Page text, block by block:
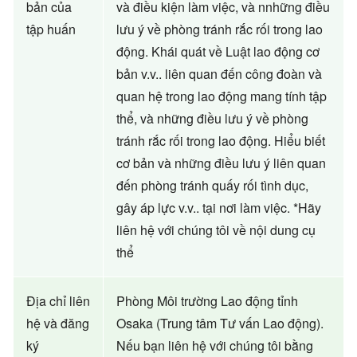
bản của
tập huấn
và điều kiện làm việc, và nnhững điều
lưu ý về phòng tránh rắc rối trong lao
động. Khái quát về Luật lao động cơ
bản v.v.. liên quan đến công đoàn và
quan hệ trong lao động mang tính tập
thể, và những điều lưu ý về phòng
tránh rắc rối trong lao động. Hiểu biết
cơ bản và những điều lưu ý liên quan
đến phòng tránh quấy rối tình dục,
gây áp lực v.v.. tại nơi làm việc. *Hãy
liên hệ với chúng tôi về nội dung cụ
thể
Địa chỉ liên
hệ và đăng
ký
Phòng Môi trường Lao động tỉnh
Osaka (Trung tâm Tư vấn Lao động).
Nếu bạn liên hệ với chúng tôi bằng